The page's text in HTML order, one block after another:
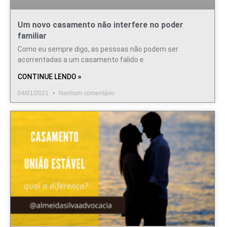
Um novo casamento não interfere no poder
familiar
Como eu sempre digo, as pessoas não podem ser
acorrentadas a um casamento falido e
CONTINUE LENDO »
04/01/2021 Nenhum comentário